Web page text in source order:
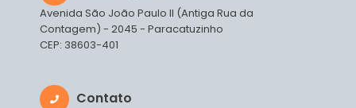
Avenida São João Paulo II (Antiga Rua da
Contagem) - 2045 - Paracatuzinho
CEP: 38603-401
Contato